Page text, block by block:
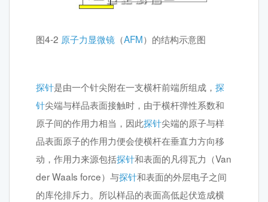
图4-2 原子力显微镜 （AFM）的结构示意图
探针是由一个针尖附在一支横杆前端所组成， 探
针尖端与样品表面接触时，由于横杆弹性系数和
原子间的作用力相当，因此探针尖端的原子与样
品表面原子的作用力便会使横杆在垂直力方向移
动，作用力来源包括探针和表面的凡得瓦力（Van
der Waals force）与探针和表面的外层电子之间
的库伦排斥力。所以样品的表面高低起伏造成横